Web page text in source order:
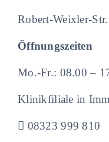
Robert-Weixler-
Öffnungszeiten
Mo.-Fr.: 08.00 –
Klinikfiliale in
08323 999 810